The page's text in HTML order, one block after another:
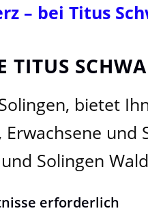
– bei Titus
bietet
Solingen
erforderlich